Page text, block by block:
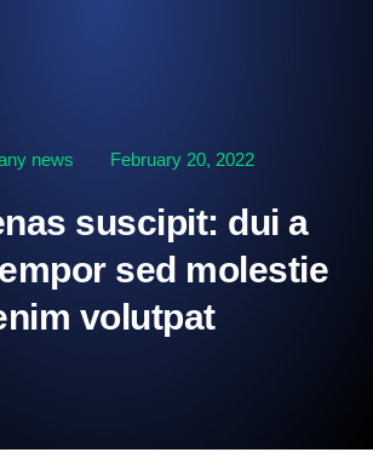
news February 20, 2022
suscipit: dui a
sed molestie
volutpat